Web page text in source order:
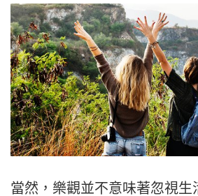
當然，樂觀並不意味著忽視生